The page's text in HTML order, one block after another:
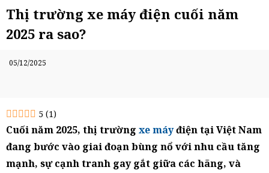
Thị trường xe máy điện cuối năm
2025 ra sao?
05/12/2025
5 (1)
Cuối năm 2025, thị trường xe máyđiện tại Việt Nam
đang bước vào giai đoạn bùng nổ với nhu cầu tăng
mạnh, sự cạnh tranh gay gắt giữa các hãng, và